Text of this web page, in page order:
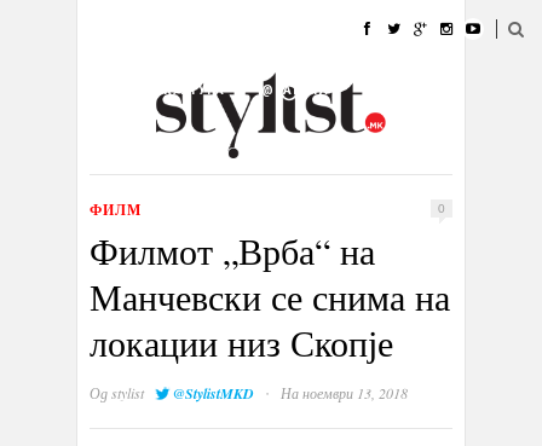
УБАВИНА
КУЛТУРА @РАБОТА
ИЗЛОГ
ФИЛМ 0
Филмот „Врба“ на
Манчевски се снима на
локации низ Скопје
Одstylist @StylistMKD · На ноември 13, 2018